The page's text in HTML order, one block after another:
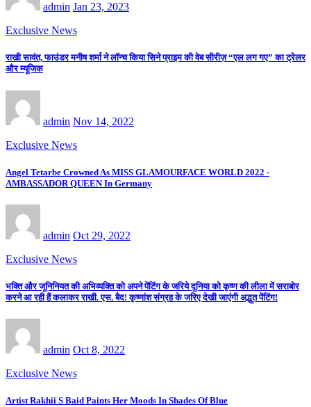
admin Jan 23, 2023
Exclusive News
राखी सावंत, फाउंडर मनीष शर्मा ने लॉन्च किया सिने प्राइम की वेब सीरीज़ “एल लग गए” का ट्रेलर
और म्यूजिक
admin Nov 14, 2022
Exclusive News
Angel Tetarbe Crowned As MISS GLAMOURFACE WORLD 2022 -
AMBASSADOR QUEEN In Germany
admin Oct 29, 2022
Exclusive News
भक्ति और जूनिनियत की अभिव्यक्ति को अपने पेंटिंग के जरिये दुनिया को कृष्ण की लीला में सराबोर
करने आ रही हैं कलाकर राखी. एस. बैद! कृष्णांश संग्रह के जरिए देखी जाएंगी अद्भुत पेंटिंग!
admin Oct 8, 2022
Exclusive News
Artist Rakhii S Baid Paints Her Moods In Shades Of Blue